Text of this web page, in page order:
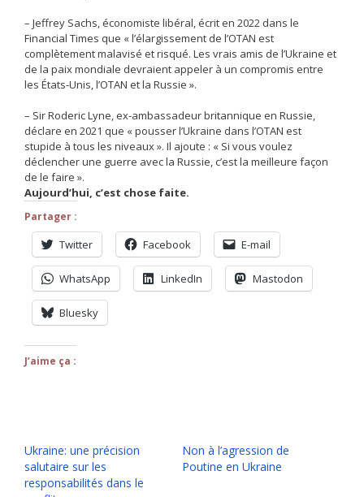
– Jeffrey Sachs, économiste libéral, écrit en 2022 dans le
Financial Times que « l’élargissement de l’OTAN est
complètement malavisé et risqué. Les vrais amis de l’Ukraine et
de la paix mondiale devraient appeler à un compromis entre
les États-Unis, l’OTAN et la Russie ».
– Sir Roderic Lyne, ex-ambassadeur britannique en Russie,
déclare en 2021 que « pousser l’Ukraine dans l’OTAN est
stupide à tous les niveaux ». Il ajoute : « Si vous voulez
déclencher une guerre avec la Russie, c’est la meilleure façon
de le faire ».
Aujourd’hui, c’est chose faite.
Partager :
Twitter Facebook E-mail
WhatsApp LinkedIn Mastodon
Bluesky
J’aime ça :
Ukraine: une précision
salutaire sur les
responsabilités dans le
Non à l’agression de
Poutine en Ukraine